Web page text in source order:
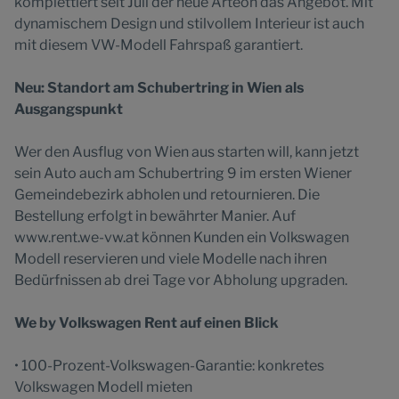
dynamischem Design und stilvollem Interieur ist auch
mit diesem VW-Modell Fahrspaß garantiert.
Neu: Standort am Schubertring in Wien als
Ausgangspunkt
Wer den Ausflug von Wien aus starten will, kann jetzt
sein Auto auch am Schubertring 9 im ersten Wiener
Gemeindebezirk abholen und retournieren. Die
Bestellung erfolgt in bewährter Manier. Auf
www.rent.we-vw.at können Kunden ein Volkswagen
Modell reservieren und viele Modelle nach ihren
Bedürfnissen ab drei Tage vor Abholung upgraden.
We by Volkswagen Rent auf einen Blick
• 100-Prozent-Volkswagen-Garantie: konkretes
Volkswagen Modell mieten